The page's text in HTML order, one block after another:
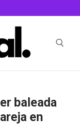
baleada
en